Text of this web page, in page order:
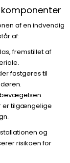
af en indvendig
af:
fremstillet af
fastgøres til
er tilgængelige
og
risikoen for